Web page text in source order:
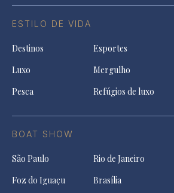
ESTILO DE VIDA
Destinos Esportes
Luxo
Mergulho
Pesca
Refúgios de luxo
BOAT SHOW
São Paulo Rio de Janeiro
Foz do Iguaçu
Brasília